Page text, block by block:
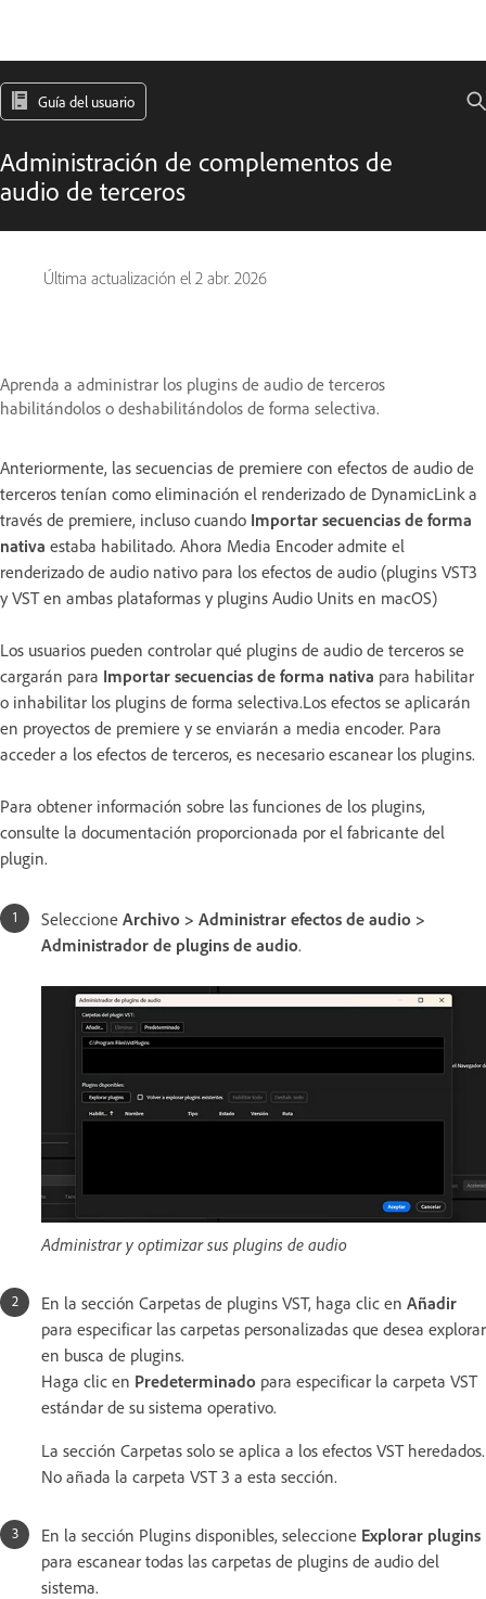
Guía del usuario
Administración de complementos de
audio de terceros
Última actualización el 2 abr. 2026
Aprenda a administrar los plugins de audio de terceros
habilitándolos o deshabilitándolos de forma selectiva.
Anteriormente, las secuencias de premiere con efectos de audio de
terceros tenían como eliminación el renderizado de DynamicLink a
través de premiere, incluso cuando Importar secuencias de forma
nativa estaba habilitado. Ahora Media Encoder admite el
renderizado de audio nativo para los efectos de audio (plugins VST3
y VST en ambas plataformas y plugins Audio Units en macOS)
Los usuarios pueden controlar qué plugins de audio de terceros se
cargarán para Importar secuencias de forma nativa para habilitar
o inhabilitar los plugins de forma selectiva.Los efectos se aplicarán
en proyectos de premiere y se enviarán a media encoder. Para
acceder a los efectos de terceros, es necesario escanear los plugins.
Para obtener información sobre las funciones de los plugins,
consulte la documentación proporcionada por el fabricante del
plugin.
Seleccione Archivo > Administrar efectos de audio >
Administrador de plugins de audio.
Administrar y optimizar sus plugins de audio
En la sección Carpetas de plugins VST, haga clic en Añadir
para especificar las carpetas personalizadas que desea explorar
en busca de plugins.
Haga clic en Predeterminado para especificar la carpeta VST
estándar de su sistema operativo.
La sección Carpetas solo se aplica a los efectos VST heredados.
No añada la carpeta VST 3 a esta sección.
En la sección Plugins disponibles, seleccione Explorar plugins
para escanear todas las carpetas de plugins de audio del
sistema.